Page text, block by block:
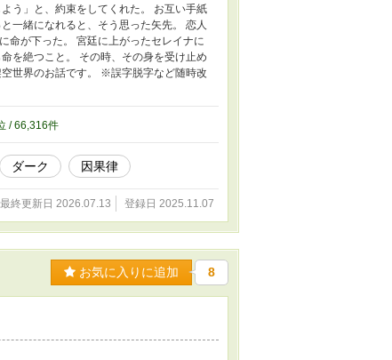
う」と、約束をしてくれた。 お互い手紙
一緒になれると、そう思った矢先。 恋人
命が下った。 宮廷に上がったセレイナに
を絶つこと。 その時、その身を受け止め
世界のお話です。 ※誤字脱字など随時改
/ 66,316件
ダーク 因果律
最終更新日 2026.07.13 登録日 2025.11.07
お気に入りに追加 8